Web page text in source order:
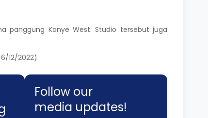
panggung Kanye West. Studio tersebut juga
12/2022).
Follow our
media updates!